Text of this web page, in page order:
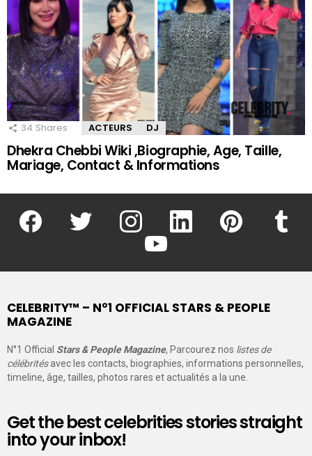
34 Shares ACTEURS DJ
Dhekra Chebbi Wiki ,Biographie, Age, Taille,
Mariage, Contact & Informations
facebook twitter instagram linkedin pinterest
youtube
CELEBRITY™ – N°1 OFFICIAL STARS & PEOPLE
MAGAZINE
N°1 Official Stars & People Magazine, Parcourez nos listes de
célébritésavec les contacts, biographies, informations personnelles,
timeline, âge, tailles, photos rares et actualités a la une.
Get the best celebrities stories straight
into your inbox!